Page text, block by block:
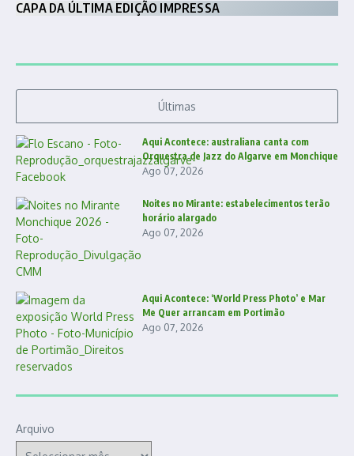
CAPA DA ÚLTIMA EDIÇÃO IMPRESSA
Últimas
Aqui Acontece: australiana canta com
Orquestra de Jazz do Algarve em Monchique
Ago 07, 2026
Noites no Mirante: estabelecimentos terão
horário alargado
Ago 07, 2026
Aqui Acontece: ‘World Press Photo’ e Mar
Me Quer arrancam em Portimão
Ago 07, 2026
Arquivo